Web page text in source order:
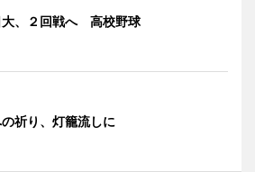
大、２回戦へ 高校野球
祈り、灯籠流しに